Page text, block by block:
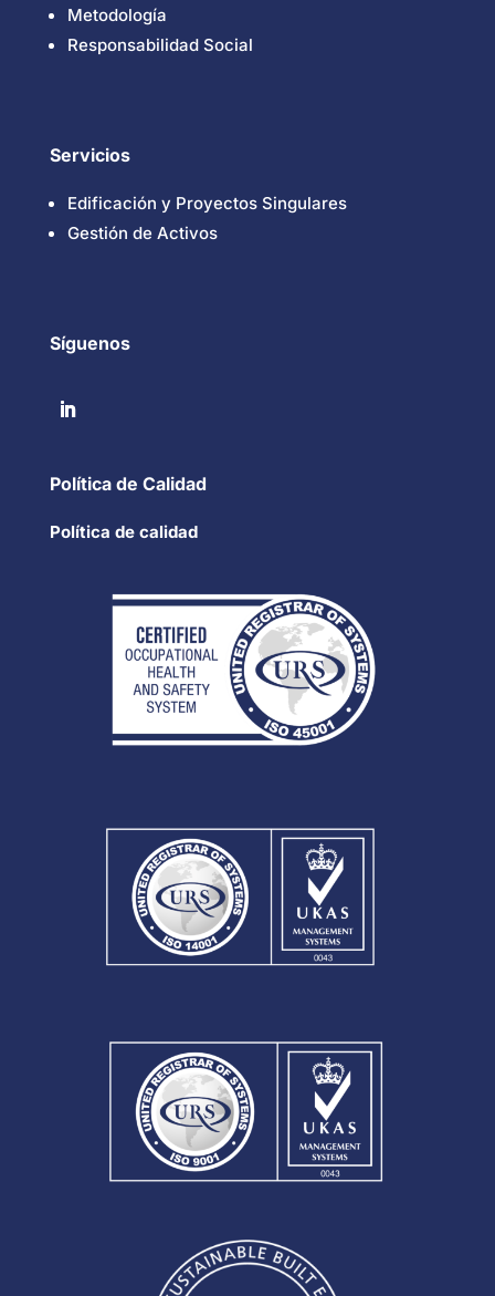
Metodología
Responsabilidad Social
Servicios
Edificación y Proyectos Singulares
Gestión de Activos
Síguenos
Política de Calidad
Política de calidad